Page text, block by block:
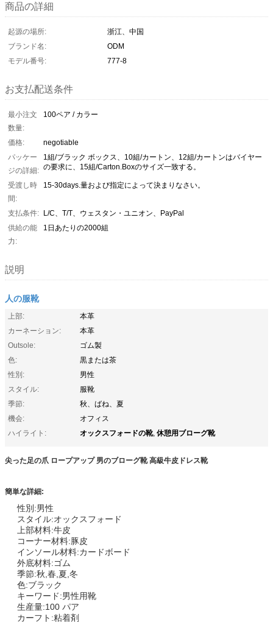
商品の詳細
起源の場所:
浙江、中国
ブランド名:
ODM
モデル番号:
777-8
お支払配送条件
最小注文
数量:
100ペア / カラー
価格:
negotiable
パッケー
ジの詳細:
1組/ブラック ボックス、10組/カートン、12組/カートンはバイヤー
の要求に、15組/Carton.Boxのサイズ一致する。
受渡し時
間:
15-30days.量および指定によって決まりなさい。
支払条件: L/C、T/T、ウェスタン・ユニオン、PayPal
供給の能
力:
1日あたりの2000組
説明
人の服靴
上部:
本革
カーネーション:
本革
Outsole:
ゴム製
色:
黒または茶
性別:
男性
スタイル:
服靴
季節:
秋、ばね、夏
機会:
オフィス
ハイライト:
オックスフォードの靴, 休憩用ブローグ靴
尖った足の爪 ロープアップ 男のブローグ靴 高級牛皮ドレス靴
簡単な詳細:
性別:男性
スタイル:オックスフォード
上部材料:牛皮
コーナー材料:豚皮
インソール材料:カードボード
外底材料:ゴム
季節:秋,春,夏,冬
色:ブラック
キーワード:男性用靴
生産量:100 パア
カーフト:粘着剤